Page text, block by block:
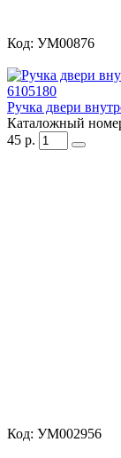
Код: УМ00876
Ручка двери
Каталожный
45 р.
Код: УМ002956